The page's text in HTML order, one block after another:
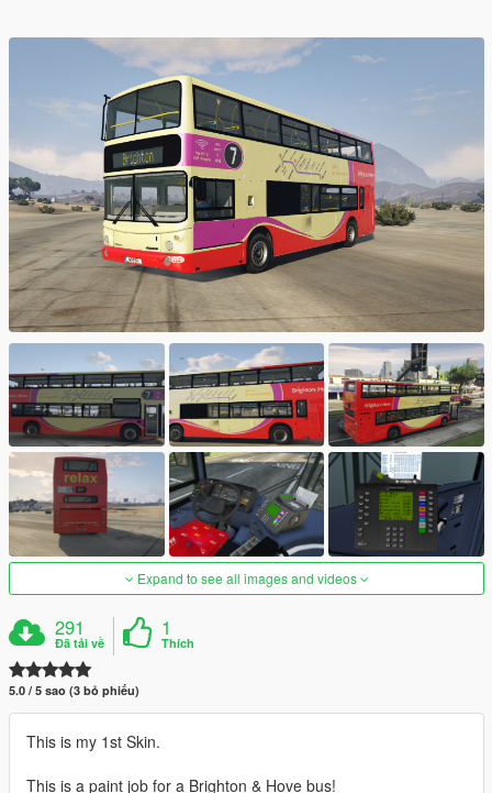
Expand to see all images and videos
291
Đã tải về
1
Thích
5.0 / 5 sao (3 bỏ phiếu)
This is my 1st Skin.
This is a paint job for a Brighton & Hove bus!